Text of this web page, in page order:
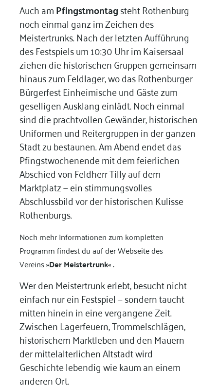
Auch amPfingstmontagsteht Rothenburg
noch einmal ganz im Zeichen des
Meistertrunks. Nach der letzten Aufführung
des Festspiels um 10:30 Uhr im Kaisersaal
ziehen die historischen Gruppen gemeinsam
hinaus zum Feldlager, wo das Rothenburger
Bürgerfest Einheimische und Gäste zum
geselligen Ausklang einlädt. Noch einmal
sind die prachtvollen Gewänder, historischen
Uniformen und Reitergruppen in der ganzen
Stadt zu bestaunen. Am Abend endet das
Pfingstwochenende mit dem feierlichen
Abschied von Feldherr Tilly auf dem
Marktplatz — ein stimmungsvolles
Abschlussbild vor der historischen Kulisse
Rothenburgs.
Noch mehr Informationen zum kompletten
Programm findest du auf derWebseite des
Vereins»Der Meistertrunk«.
Wer den Meistertrunk erlebt, besucht nicht
einfach nur ein Festspiel — sondern taucht
mitten hinein in eine vergangene Zeit.
Zwischen Lagerfeuern, Trommelschlägen,
historischem Marktleben und den Mauern
der mittelalterlichen Altstadt wird
Geschichte lebendig wie kaum an einem
anderen Ort.